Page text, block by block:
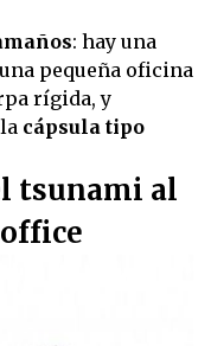
: hay una
pequeña oficina
rígida, y
cápsula tipo
tsunami al